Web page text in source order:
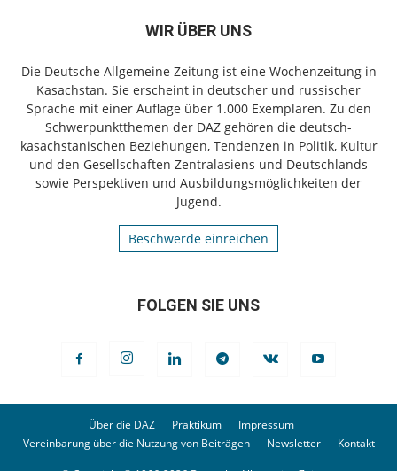
WIR ÜBER UNS
Die Deutsche Allgemeine Zeitung ist eine Wochenzeitung in
Kasachstan. Sie erscheint in deutscher und russischer
Sprache mit einer Auflage über 1.000 Exemplaren. Zu den
Schwerpunktthemen der DAZ gehören die deutsch-
kasachstanischen Beziehungen, Tendenzen in Politik, Kultur
und den Gesellschaften Zentralasiens und Deutschlands
sowie Perspektiven und Ausbildungsmöglichkeiten der
Jugend.
Beschwerde einreichen
FOLGEN SIE UNS
Über die DAZ Praktikum
Impressum
Vereinbarung über die Nutzung von Beiträgen
Newsletter Kontakt